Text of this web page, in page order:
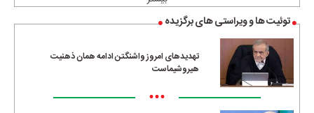
توئیت ها و ویراستی های برگزیده
تهدیدهای امروز واشنگتن ادامه همان ذهنیت
هیروشیماست
•••